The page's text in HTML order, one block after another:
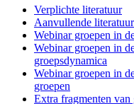
Verplichte literatuur
Aanvullende literatuur
Webinar groepen in
Webinar groepen in
groepsdynamica
Webinar groepen in
groepen
Extra fragmenten van